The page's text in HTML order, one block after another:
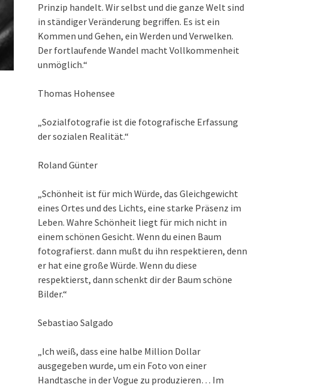
Prinzip handelt. Wir selbst und die ganze Welt sind
in ständiger Veränderung begriffen. Es ist ein
Kommen und Gehen, ein Werden und Verwelken.
Der fortlaufende Wandel macht Vollkommenheit
unmöglich.“
Thomas Hohensee
„Sozialfotografie ist die fotografische Erfassung
der sozialen Realität.“
Roland Günter
„Schönheit ist für mich Würde, das Gleichgewicht
eines Ortes und des Lichts, eine starke Präsenz im
Leben. Wahre Schönheit liegt für mich nicht in
einem schönen Gesicht. Wenn du einen Baum
fotografierst. dann mußt du ihn respektieren, denn
er hat eine große Würde. Wenn du diese
respektierst, dann schenkt dir der Baum schöne
Bilder.“
Sebastiao Salgado
„Ich weiß, dass eine halbe Million Dollar
ausgegeben wurde, um ein Foto von einer
Handtasche in der Vogue zu produzieren… Im